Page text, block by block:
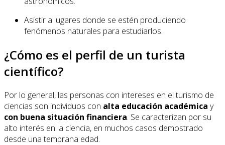
Asistir a lugares donde se estén produciendo
fenómenos naturales para estudiarlos.
¿Cómo es el perfil de un turista
científico?
Por lo general, las personas con intereses en el turismo de
ciencias son individuos con alta educación académica y
con buena situación financiera. Se caracterizan por su
alto interés en la ciencia, en muchos casos demostrado
desde una temprana edad.